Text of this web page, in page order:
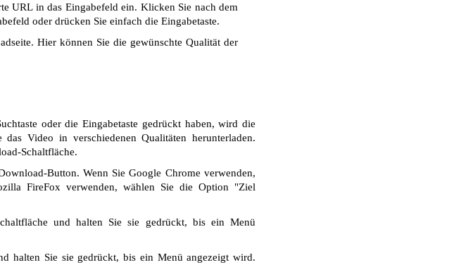
URL in das Eingabefeld ein. Klicken Sie nach dem
oder drücken Sie einfach die Eingabetaste.
Hier können Sie die gewünschte Qualität der
oder die Eingabetaste gedrückt haben, wird die
Video in verschiedenen Qualitäten herunterladen.
Schaltfläche.
Button. Wenn Sie Google Chrome verwenden,
FireFox verwenden, wählen Sie die Option "Ziel
und halten Sie sie gedrückt, bis ein Menü
halten Sie sie gedrückt, bis ein Menü angezeigt wird.